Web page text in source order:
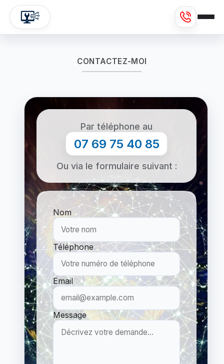
CONTACTEZ-MOI
Par téléphone au
07 69 75 40 85
Ou via le formulaire suivant :
Formulaire de contact
Nom
Téléphone
Email
Message